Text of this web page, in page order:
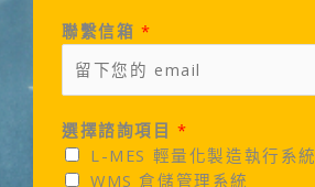
聯繫信箱 *
選擇諮詢項目*
L-MES 輕量化製造執行系統
WMS 倉儲管理系統